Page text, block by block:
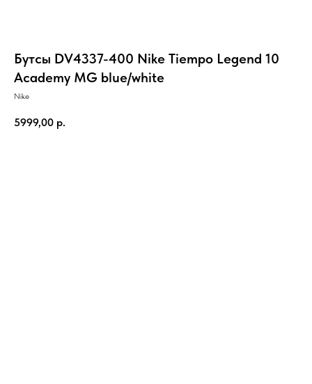
Бутсы DV4337-400 Nike Tiempo Legend 10
Academy MG blue/white
Nike
5999,00 р.